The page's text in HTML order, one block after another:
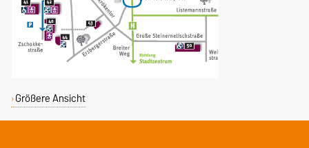
Größere Ansicht